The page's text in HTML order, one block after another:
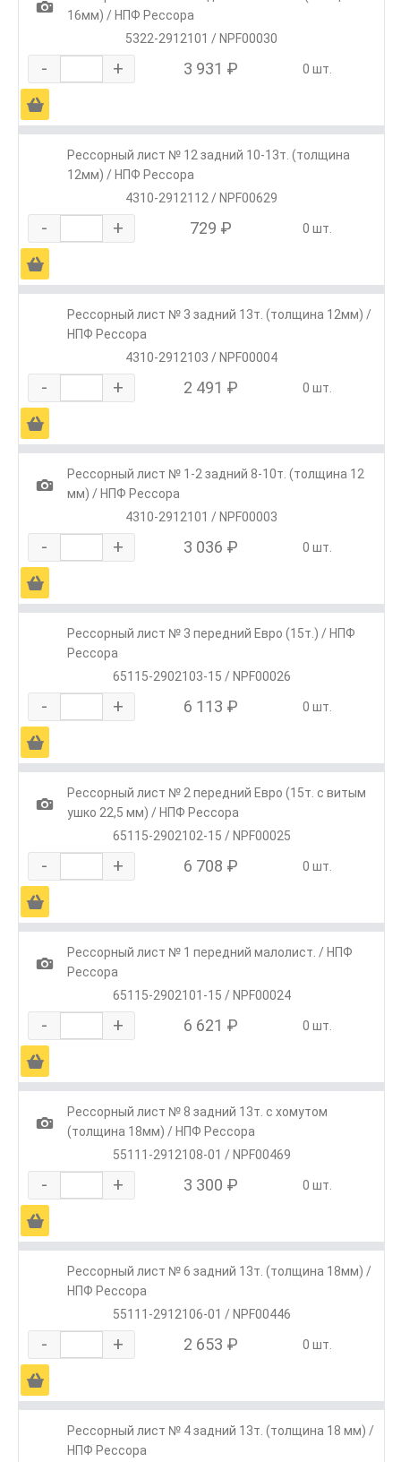
1
16мм) / НПФ Рессора
5322-2912101 / NPF00030
- + 3 931 ₽ 0 шт.
Ä
Рессорный лист № 12 задний 10-13т. (толщина
12мм) / НПФ Рессора
4310-2912112 / NPF00629
- + 729 ₽ 0 шт.
Ä
Рессорный лист № 3 задний 13т. (толщина 12мм) /
НПФ Рессора
4310-2912103 / NPF00004
- + 2 491 ₽ 0 шт.
Ä
1
Рессорный лист № 1-2 задний 8-10т. (толщина 12
мм) / НПФ Рессора
4310-2912101 / NPF00003
- + 3 036 ₽ 0 шт.
Ä
Рессорный лист № 3 передний Евро (15т.) / НПФ
Рессора
65115-2902103-15 / NPF00026
- + 6 113 ₽ 0 шт.
Ä
1
Рессорный лист № 2 передний Евро (15т. с витым
ушко 22,5 мм) / НПФ Рессора
65115-2902102-15 / NPF00025
- + 6 708 ₽ 0 шт.
Ä
1
Рессорный лист № 1 передний малолист. / НПФ
Рессора
65115-2902101-15 / NPF00024
- + 6 621 ₽ 0 шт.
Ä
1
Рессорный лист № 8 задний 13т. c хомутом
(толщина 18мм) / НПФ Рессора
55111-2912108-01 / NPF00469
- + 3 300 ₽ 0 шт.
Ä
Рессорный лист № 6 задний 13т. (толщина 18мм) /
НПФ Рессора
55111-2912106-01 / NPF00446
- + 2 653 ₽ 0 шт.
Ä
Рессорный лист № 4 задний 13т. (толщина 18 мм) /
НПФ Рессора